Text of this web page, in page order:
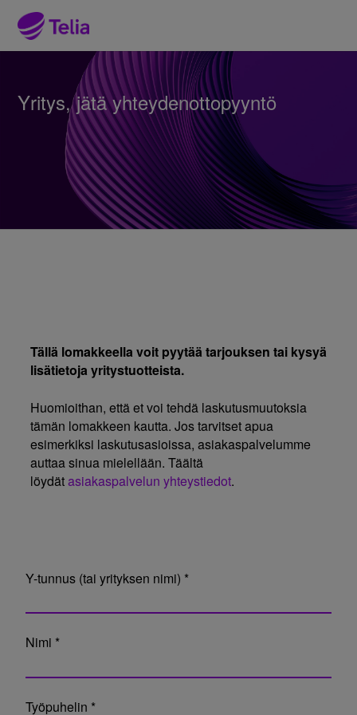
Yritys, jätä yhteydenottopyyntö
Tällä lomakkeella voit pyytää tarjouksen tai kysyä
lisätietoja yritystuotteista.
Huomioithan, että et voi tehdä laskutusmuutoksia
tämän lomakkeen kautta. Jos tarvitset apua
esimerkiksi laskutusasioissa, asiakaspalvelumme
auttaa sinua mielellään. Täältä
löydätasiakaspalvelun yhteystiedot.
Y-tunnus (tai yrityksen nimi) *
Nimi *
Työpuhelin *